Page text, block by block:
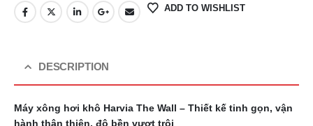
ADD TO WISHLIST
DESCRIPTION
Máy xông hơi khô Harvia The Wall – Thiết kế tinh gọn, vận
hành thân thiện, độ bền vượt trội